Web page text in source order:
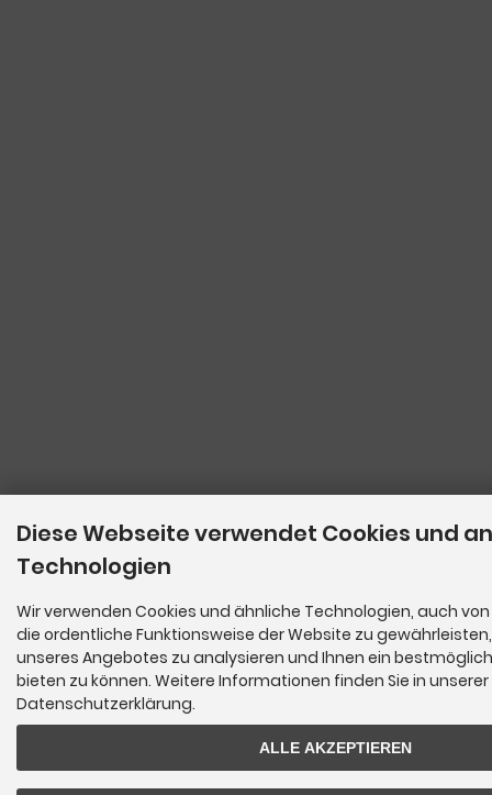
Diese Webseite verwendet Cookies und
Technologien
Wir verwenden Cookies und ähnliche Technologien, auch
die ordentliche Funktionsweise der Website zu
unseres Angebotes zu analysieren und Ihnen ein
bieten zu können. Weitere Informationen finden Sie in unserer
Datenschutzerklärung.
ALLE AKZEPTIEREN